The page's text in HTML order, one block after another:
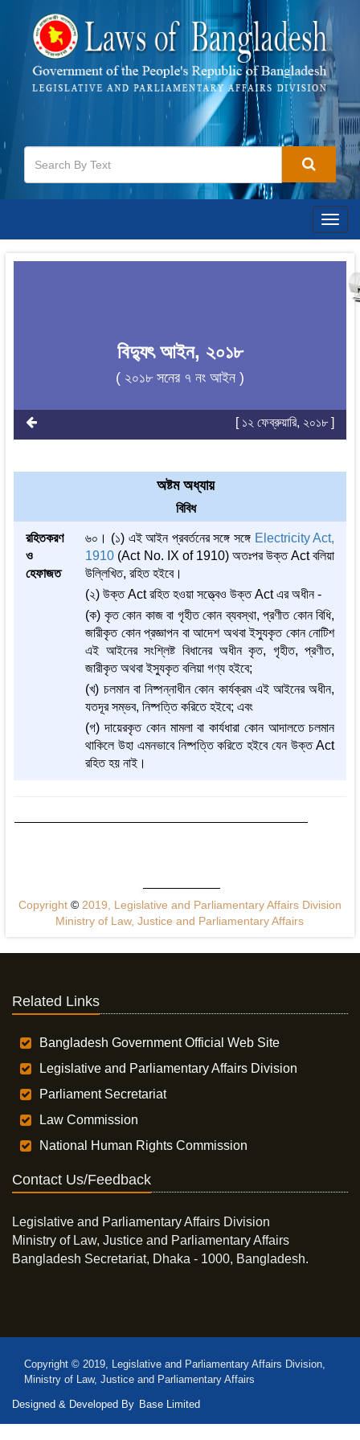
বিদ্যুৎ আইন, ২০১৮
( ২০১৮ সনের ৭ নং আইন )
[ ১২ ফেব্রুয়ারি, ২০১৮ ]
অষ্টম অধ্যায়
বিবিধ
রহিতকরণ
ও
হেফাজত
৬০। (১) এই আইন প্রবর্তনের সঙ্গে সঙ্গে Electricity Act,
1910 (Act No. IX of 1910) অতঃপর উক্ত Act বলিয়া
উল্লিখিত, রহিত হইবে।
(২) উক্ত Act রহিত হওয়া সত্ত্বেও উক্ত Act এর অধীন -
(ক) কৃত কোন কাজ বা গৃহীত কোন ব্যবস্থা, প্রণীত কোন বিধি,
জারীকৃত কোন প্রজ্ঞাপন বা আদেশ অথবা ইস্যুকৃত কোন নোটিশ
এই আইনের সংশ্লিষ্ট বিধানের অধীন কৃত, গৃহীত, প্রণীত,
জারীকৃত অথবা ইস্যুকৃত বলিয়া গণ্য হইবে;
(খ) চলমান বা নিষ্পন্নাধীন কোন কার্যক্রম এই আইনের অধীন,
যতদূর সম্ভব, নিষ্পত্তি করিতে হইবে; এবং
(গ) দায়েরকৃত কোন মামলা বা কার্যধারা কোন আদালতে চলমান
থাকিলে উহা এমনভাবে নিষ্পত্তি করিতে হইবে যেন উক্ত Act
রহিত হয় নাই।
Copyright ©2019, Legislative and Parliamentary Affairs Division
Ministry of Law, Justice and Parliamentary Affairs
Related Links
Bangladesh Government Official Web Site
Legislative and Parliamentary Affairs Division
Parliament Secretariat
Law Commission
National Human Rights Commission
Contact Us/Feedback
Legislative and Parliamentary Affairs Division
Ministry of Law, Justice and Parliamentary Affairs
Bangladesh Secretariat, Dhaka - 1000, Bangladesh.
Copyright © 2019, Legislative and Parliamentary Affairs Division,
Ministry of Law, Justice and Parliamentary Affairs
Designed & Developed By Base Limited